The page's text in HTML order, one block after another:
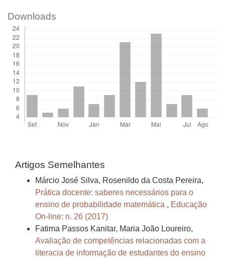
Downloads
Artigos Semelhantes
Márcio José Silva, Rosenildo da Costa Pereira,
Prática docente: saberes necessários para o
ensino de probabilidade matemática , Educação
On-line: n. 26 (2017)
Fatima Passos Kanitar, Maria João Loureiro,
Avaliação de competências relacionadas com a
literacia de informação de estudantes do ensino